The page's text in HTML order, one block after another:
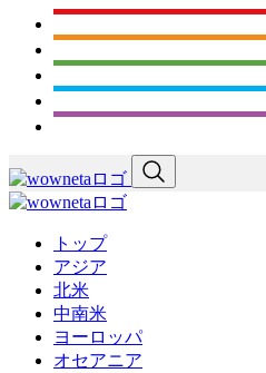
トップ
アジア
北米
中南米
ヨーロッパ
オセアニア